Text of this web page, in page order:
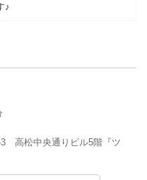
♪
高松中央通りビル5階『ツ